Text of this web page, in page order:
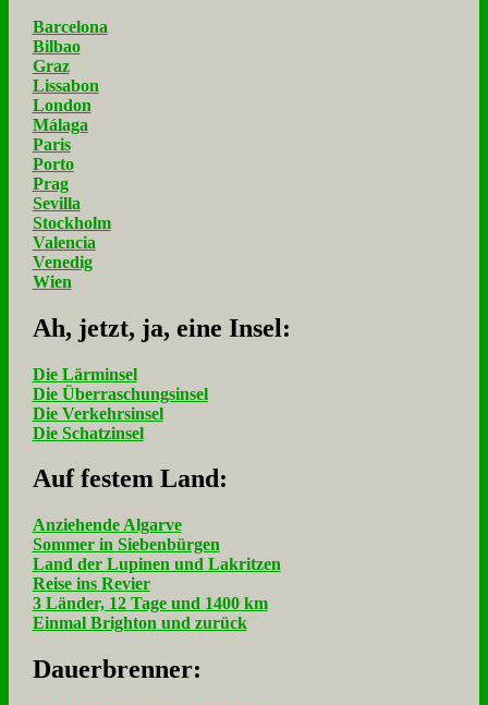
Barcelona
Bilbao
Graz
Lissabon
London
Málaga
Paris
Porto
Prag
Sevilla
Stockholm
Valencia
Venedig
Wien
Ah, jetzt, ja, ei­ne In­sel:
Die Lärminsel
Die Überraschungsinsel
Die Verkehrsinsel
Die Schatzinsel
Auf fe­stem Land:
Anziehende Algarve
Sommer in Siebenbürgen
Land der Lupinen und Lakritzen
Reise ins Revier
3 Länder, 12 Tage und 1400 km
Einmal Brighton und zurück
Dau­er­bren­ner: